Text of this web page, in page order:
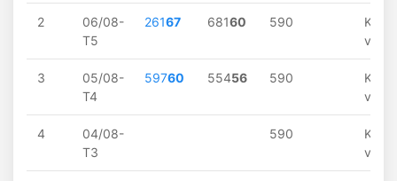
2
06/08-
T5
26167 68160 590
về
3
05/08-
T4
59760 55456 590
về
4
04/08-
T3
590
về